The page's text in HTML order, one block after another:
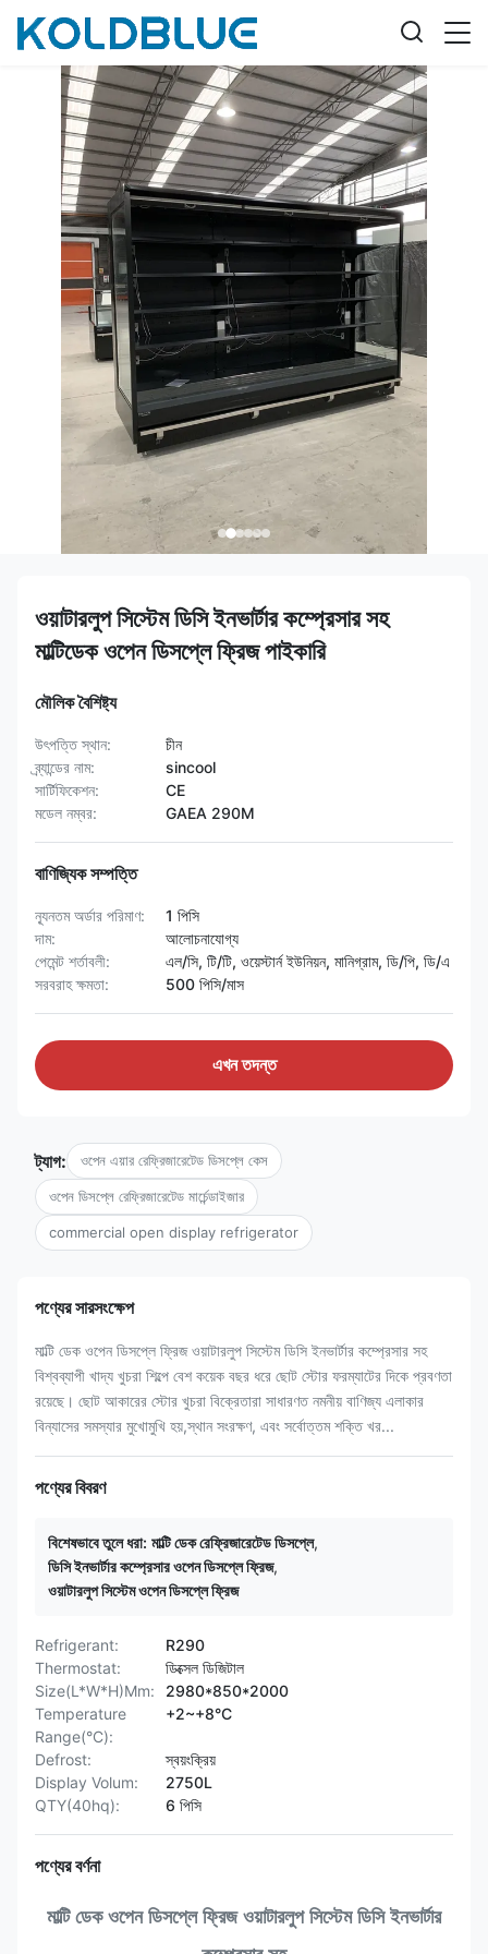
ওয়াটারলুপ সিস্টেম ডিসি ইনভার্টার কম্প্রেসার সহ
মাল্টিডেক ওপেন ডিসপ্লে ফ্রিজ পাইকারি
মৌলিক বৈশিষ্ট্য
উৎপত্তি স্থান:
চীন
ব্র্যান্ডের নাম:
sincool
সার্টিফিকেশন:
CE
মডেল নম্বর:
GAEA 290M
বাণিজ্যিক সম্পত্তি
ন্যূনতম অর্ডার পরিমাণ:
1 পিসি
দাম:
আলোচনাযোগ্য
পেমেন্ট শর্তাবলী:
এল/সি, টি/টি, ওয়েস্টার্ন ইউনিয়ন, মানিগ্রাম, ডি/পি, ডি/এ
সরবরাহ ক্ষমতা:
500 পিসি/মাস
এখন তদন্ত
ট্যাগ: ওপেন এয়ার রেফ্রিজারেটেড ডিসপ্লে কেস
ওপেন ডিসপ্লে রেফ্রিজারেটেড মার্চেন্ডাইজার
commercial open display refrigerator
পণ্যের সারসংক্ষেপ
মাল্টি ডেক ওপেন ডিসপ্লে ফ্রিজ ওয়াটারলুপ সিস্টেম ডিসি ইনভার্টার কম্প্রেসার সহ
বিশ্বব্যাপী খাদ্য খুচরা শিল্পে বেশ কয়েক বছর ধরে ছোট স্টোর ফরম্যাটের দিকে প্রবণতা
রয়েছে। ছোট আকারের স্টোর খুচরা বিক্রেতারা সাধারণত নমনীয় বাণিজ্য এলাকার
বিন্যাসের সমস্যার মুখোমুখি হয়,স্থান সংরক্ষণ, এবং সর্বোত্তম শক্তি খর...
পণ্যের বিবরণ
বিশেষভাবে তুলে ধরা: মাল্টি ডেক রেফ্রিজারেটেড ডিসপ্লে,
ডিসি ইনভার্টার কম্প্রেসার ওপেন ডিসপ্লে ফ্রিজ,
ওয়াটারলুপ সিস্টেম ওপেন ডিসপ্লে ফ্রিজ
Refrigerant:
R290
Thermostat:
ডিক্সেল ডিজিটাল
Size(L*W*H)Mm:
2980*850*2000
Temperature
Range(°C):
+2~+8°C
Defrost:
স্বয়ংক্রিয়
Display Volum:
2750L
QTY(40hq):
6 পিসি
পণ্যের বর্ণনা
মাল্টি ডেক ওপেন ডিসপ্লে ফ্রিজ ওয়াটারলুপ সিস্টেম ডিসি ইনভার্টার